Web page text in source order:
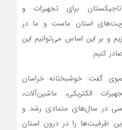
برای تجهیزات و
استان ماست و ما در
و بر این اساس می‌توانیم این
کنیم.
گفت: خوشبختانه خراسان
الکتریکی، ماشین‌آلات،
در سال‌های متمادی رشد و
توسعه داشته و توانسته این ظرفیت‌‎ها را در درون استان